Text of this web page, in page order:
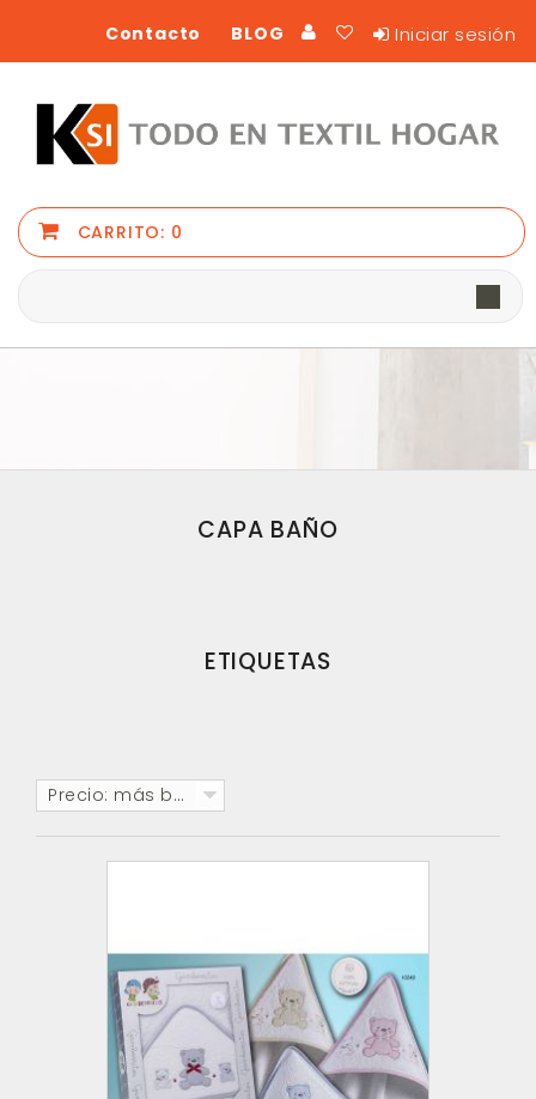
Iniciar sesión
BLOG
Contacto
CARRITO: 0
CAPA BAÑO
ETIQUETAS
Precio: más baratos primero